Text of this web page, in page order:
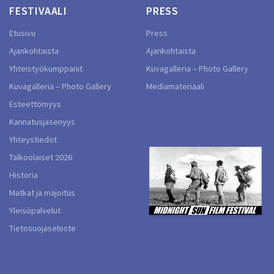
FESTIVAALI
Etusivu
Ajankohtaista
Yhteistyökumppanit
Kuvagalleria – Photo Gallery
Esteettömyys
Kannatusjäsenyys
Yhteystiedot
Talkoolaiset 2026
Historia
Matkat ja majoitus
Yleisöpalvelut
Tietosuojaseloste
PRESS
Press
Ajankohtaista
Kuvagalleria – Photo Gallery
Mediamateriaali